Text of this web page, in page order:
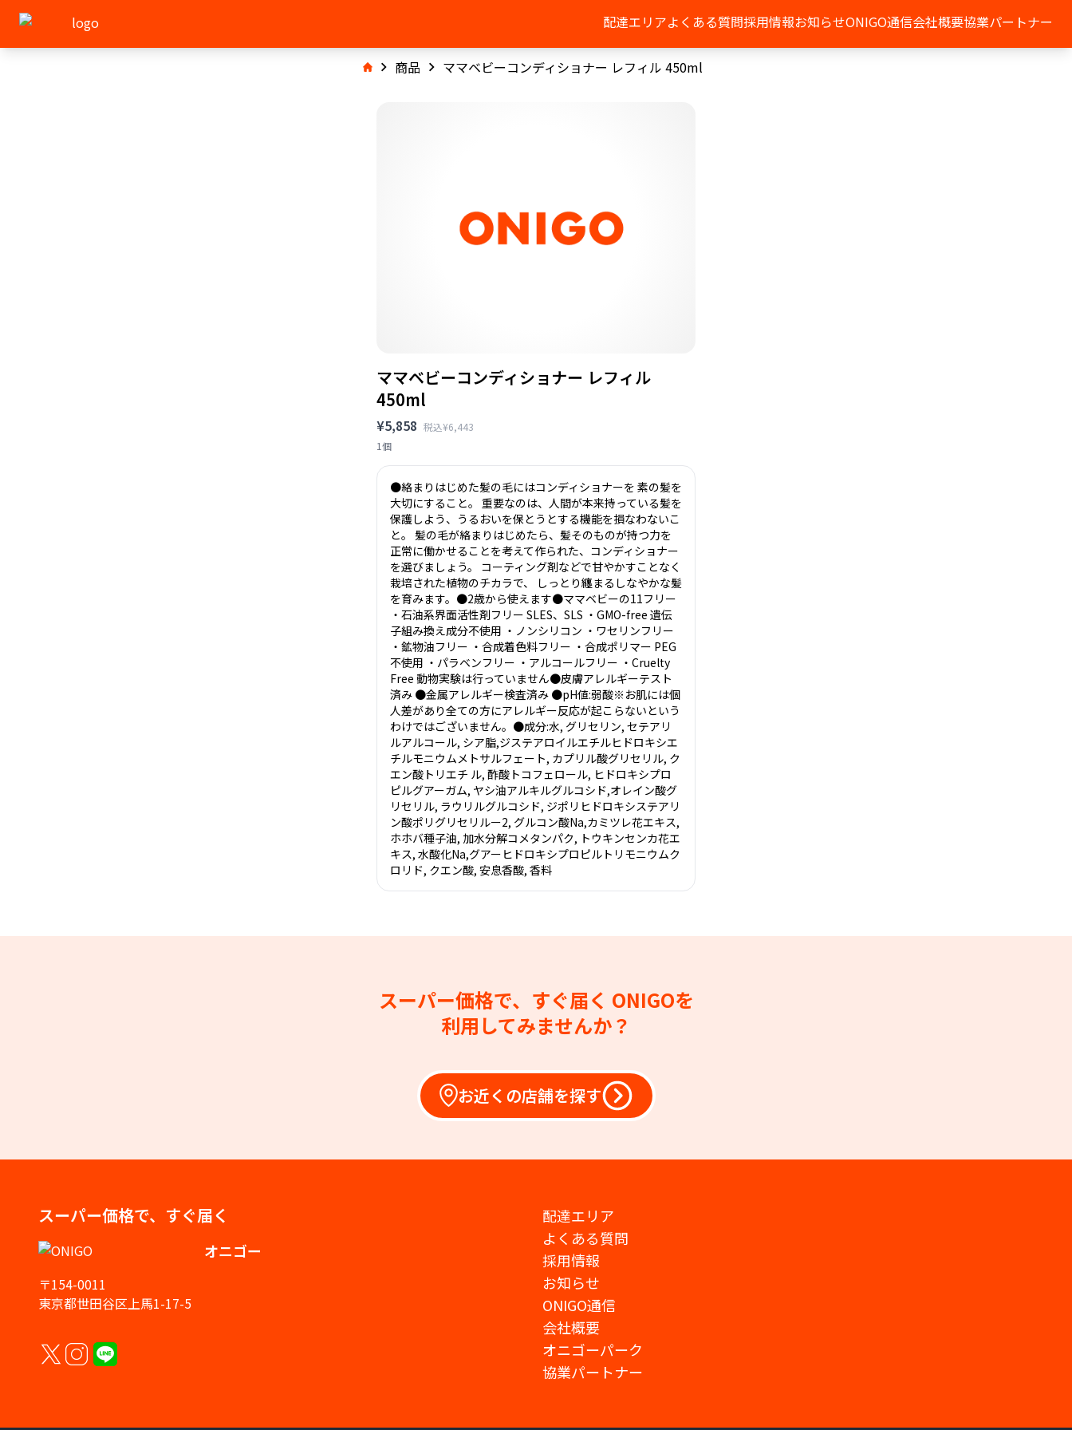
配達エリアよくある質問採用情報お知らせONIGO通信会社概要協業パートナー
商品 ママベビーコンディショナー レフィル 450ml
ママベビーコンディショナー レフィル
450ml
¥5,858 税込¥6,443
1個
●絡まりはじめた髪の毛にはコンディショナーを 素の髪を
大切にすること。 重要なのは、人間が本来持っている髪を
保護しよう、うるおいを保とうとする機能を損なわないこ
と。 髪の毛が絡まりはじめたら、髪そのものが持つ力を
正常に働かせることを考えて作られた、コンディショナー
を選びましょう。 コーティング剤などで甘やかすことなく
栽培された植物のチカラで、 しっとり纏まるしなやかな髪
を育みます。●2歳から使えます●ママベビーの11フリー
・石油系界面活性剤フリー SLES、SLS ・GMO-free 遺伝
子組み換え成分不使用 ・ノンシリコン ・ワセリンフリー
・鉱物油フリー ・合成着色料フリー ・合成ポリマー PEG
不使用 ・パラベンフリー ・アルコールフリー ・Cruelty
Free 動物実験は行っていません●皮膚アレルギーテスト
済み ●金属アレルギー検査済み ●pH値:弱酸※お肌には個
人差があり全ての方にアレルギー反応が起こらないという
わけではございません。●成分:水, グリセリン, セテアリ
ルアルコール, シア脂,ジステアロイルエチルヒドロキシエ
チルモニウムメトサルフェート, カプリル酸グリセリル, ク
エン酸トリエチ ル, 酢酸トコフェロール, ヒドロキシプロ
ピルグアーガム, ヤシ油アルキルグルコシド,オレイン酸グ
リセリル, ラウリルグルコシド, ジポリヒドロキシステアリ
ン酸ポリグリセリルー2, グルコン酸Na,カミツレ花エキス,
ホホバ種子油, 加水分解コメタンパク, トウキンセンカ花エ
キス, 水酸化Na,グアーヒドロキシプロピルトリモニウムク
ロリド, クエン酸, 安息香酸, 香料
スーパー価格で、すぐ届く ONIGOを
利用してみませんか？
お近くの店舗を探す
スーパー価格で、すぐ届く
オニゴー
〒154-0011
東京都世田谷区上馬1-17-5
配達エリア
よくある質問
採用情報
お知らせ
ONIGO通信
会社概要
オニゴーパーク
協業パートナー